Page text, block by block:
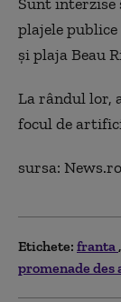
plajele
şi plaja Beau
La rândul lor,
focul de
sursa: News.ro
Etichete: franta
promenade des